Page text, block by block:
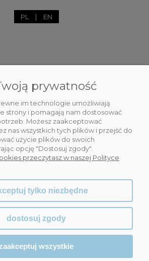
PL | EN
prywatność
im technologie umożliwiają
strony i pomagają nam dostosować
Możesz zaakceptować
nas wszystkich tych plików i przejść do
użycie plików do swoich
opcję "Dostosuj zgody".
przeczytasz w naszej Polityce
tylko niezbędne
dostosuj zgody
wszystkie